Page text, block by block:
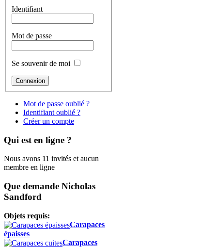
Identifiant
Mot de passe
Se souvenir de moi
Mot de passe oublié ?
Identifiant oublié ?
Créer un compte
Qui est en ligne ?
Nous avons 11 invités et aucun
membre en ligne
Que demande Nicholas
Sandford
Objets requis:
Carapaces
épaisses
Carapaces